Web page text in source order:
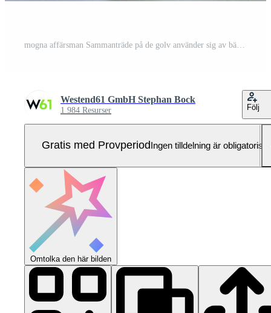
Westend61 GmbH Stephan Bock
1 984 Resurser Följ
Gratis med ProvperiodIngen tilldelning är obligatorisk
Omtolka den här bilden